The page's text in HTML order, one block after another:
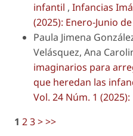
infantil , Infancias
(2025): Enero-Junio
Paula Jimena
Velásquez, Ana
imaginarios para
que heredan las
Vol. 24 Núm. 1
1 23>>>